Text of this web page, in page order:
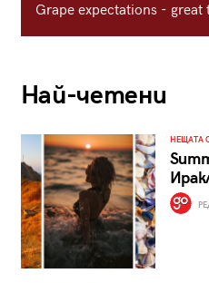
Grape expectations - great
Най-четени
НЕЩАТА